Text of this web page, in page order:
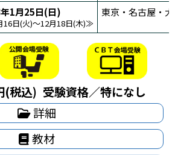
1月25日(日)
日(火)～12月18日(木)≫
東京・名古屋・
(税込) 受験資格／特になし
詳細
教材